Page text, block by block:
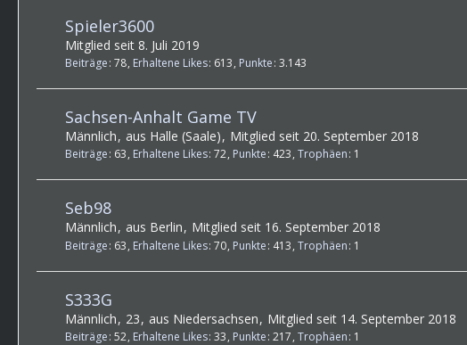
Spieler3600
Mitglied seit 8. Juli 2019
Beiträge 78 Erhaltene Likes 613 Punkte 3.143
Sachsen-Anhalt Game TV
Männlich aus Halle (Saale) Mitglied seit 20. September 2018
Beiträge 63 Erhaltene Likes 72 Punkte 423 Trophäen 1
Seb98
Männlich aus Berlin Mitglied seit 16. September 2018
Beiträge 63 Erhaltene Likes 70 Punkte 413 Trophäen 1
S333G
Männlich 23 aus Niedersachsen Mitglied seit 14. September 2018
Beiträge 52 Erhaltene Likes 33 Punkte 217 Trophäen 1